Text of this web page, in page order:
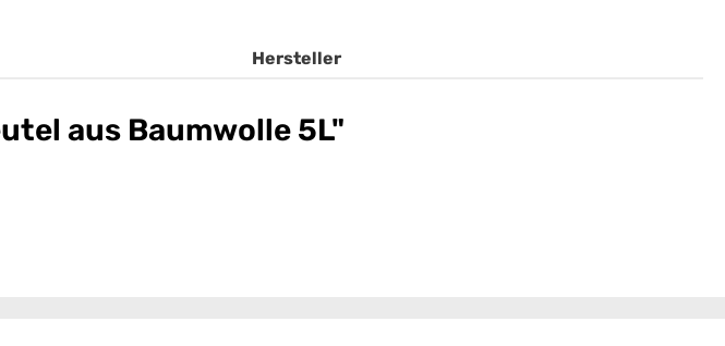
Hersteller
aus Baumwolle 5L"